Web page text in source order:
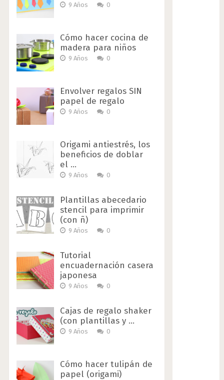
9 Años 0
Cómo hacer cocina de
madera para niños
9 Años 0
Envolver regalos SIN
papel de regalo
9 Años 0
Origami antiestrés, los
beneficios de doblar
el …
9 Años 0
Plantillas abecedario
stencil para imprimir
(con ñ)
9 Años 0
Tutorial
encuadernación casera
japonesa
9 Años 0
Cajas de regalo shaker
(con plantillas y …
9 Años 0
Cómo hacer tulipán de
papel (origami)